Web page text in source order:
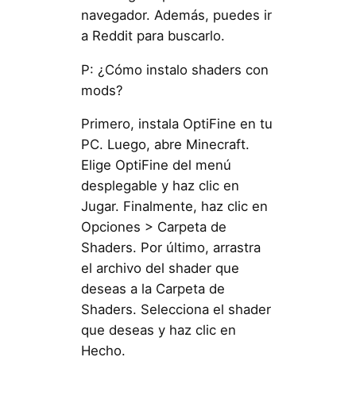
navegador. Además, puedes ir
a Reddit para buscarlo.
P: ¿Cómo instalo shaders con
mods?
Primero, instala OptiFine en tu
PC. Luego, abre Minecraft.
Elige OptiFine del menú
desplegable y haz clic en
Jugar. Finalmente, haz clic en
Opciones > Carpeta de
Shaders. Por último, arrastra
el archivo del shader que
deseas a la Carpeta de
Shaders. Selecciona el shader
que deseas y haz clic en
Hecho.